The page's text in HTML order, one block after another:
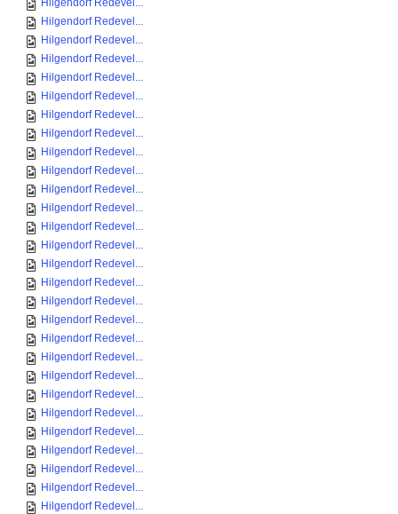
Hilgendorf Redevel...
Hilgendorf Redevel...
Hilgendorf Redevel...
Hilgendorf Redevel...
Hilgendorf Redevel...
Hilgendorf Redevel...
Hilgendorf Redevel...
Hilgendorf Redevel...
Hilgendorf Redevel...
Hilgendorf Redevel...
Hilgendorf Redevel...
Hilgendorf Redevel...
Hilgendorf Redevel...
Hilgendorf Redevel...
Hilgendorf Redevel...
Hilgendorf Redevel...
Hilgendorf Redevel...
Hilgendorf Redevel...
Hilgendorf Redevel...
Hilgendorf Redevel...
Hilgendorf Redevel...
Hilgendorf Redevel...
Hilgendorf Redevel...
Hilgendorf Redevel...
Hilgendorf Redevel...
Hilgendorf Redevel...
Hilgendorf Redevel...
Hilgendorf Redevel...